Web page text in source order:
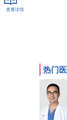
查看详情
热门